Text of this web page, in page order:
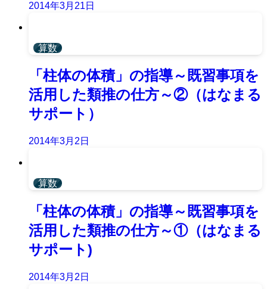
2014年3月21日
算数
「柱体の体積」の指導～既習事項を
活用した類推の仕方～②（はなまる
サポート）
2014年3月2日
算数
「柱体の体積」の指導～既習事項を
活用した類推の仕方～①（はなまる
サポート)
2014年3月2日